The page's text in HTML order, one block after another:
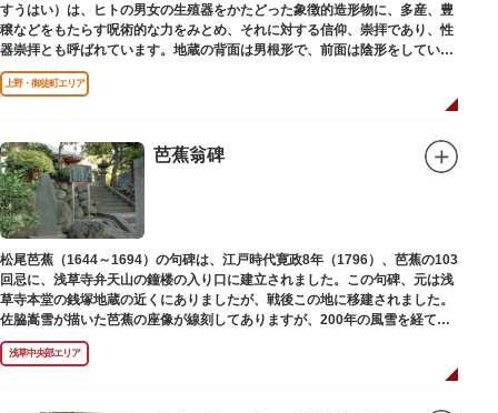
すうはい）は、ヒトの男女の生殖器をかたどった象徴的造形物に、多産、豊
穣などをもたらす呪術的な力をみとめ、それに対する信仰、崇拝であり、性
器崇拝とも呼ばれています。地蔵の背面は男根形で、前面は陰形をしていま
す。
上野・御徒町エリア
芭蕉翁碑
松尾芭蕉（1644～1694）の句碑は、江戸時代寛政8年（1796）、芭蕉の103
回忌に、浅草寺弁天山の鐘楼の入り口に建立されました。この句碑、元は浅
草寺本堂の銭塚地蔵の近くにありましたが、戦後この地に移建されました。
佐脇嵩雪が描いた芭蕉の座像が線刻してありますが、200年の風雪を経て、
碑石も欠損し、碑面の判読も困難となっています。
浅草中央部エリア